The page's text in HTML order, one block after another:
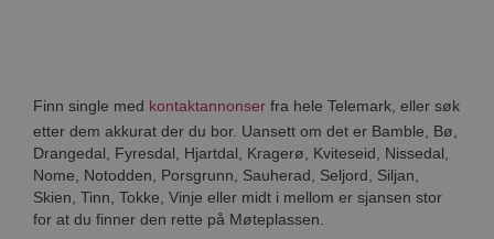
Finn single med kontaktannonser fra hele Telemark, eller søk
etter dem akkurat der du bor. Uansett om det er Bamble, Bø,
Drangedal, Fyresdal, Hjartdal, Kragerø, Kviteseid, Nissedal,
Nome, Notodden, Porsgrunn, Sauherad, Seljord, Siljan,
Skien, Tinn, Tokke, Vinje eller midt i mellom er sjansen stor
for at du finner den rette på Møteplassen.